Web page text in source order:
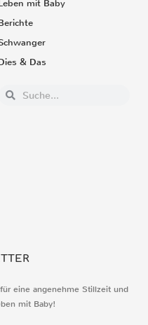
mit Baby
& Das
eine angenehme Stillzeit und
mit Baby!